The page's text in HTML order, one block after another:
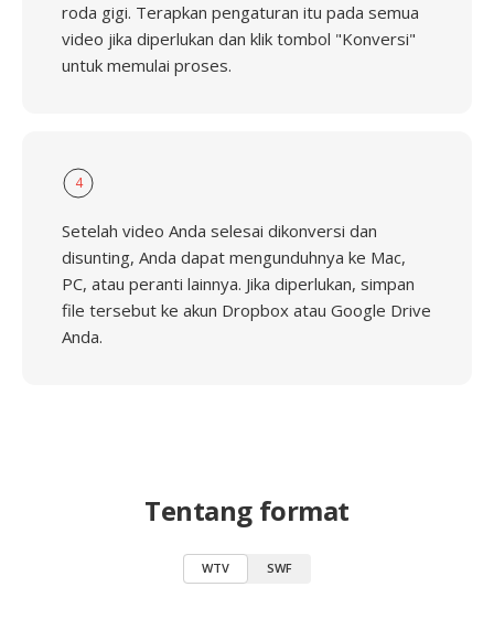
roda gigi. Terapkan pengaturan itu pada semua
video jika diperlukan dan klik tombol "Konversi"
untuk memulai proses.
4
Setelah video Anda selesai dikonversi dan
disunting, Anda dapat mengunduhnya ke Mac,
PC, atau peranti lainnya. Jika diperlukan, simpan
file tersebut ke akun Dropbox atau Google Drive
Anda.
Tentang format
WTV SWF